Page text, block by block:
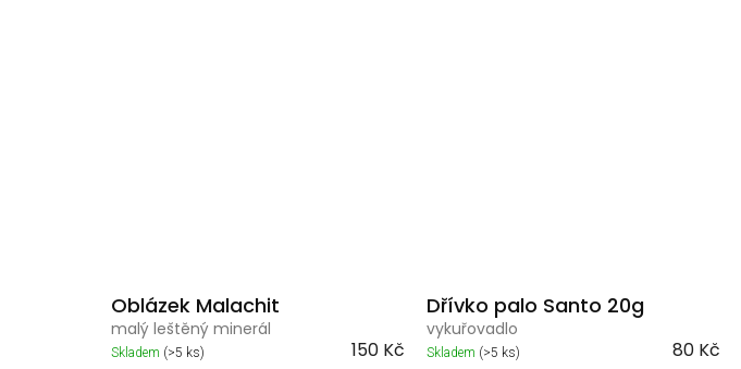
Oblázek Malachit
malý leštěný minerál
Skladem (>5 ks) 150 Kč
Dřívko palo Santo 20g
vykuřovadlo
Skladem (>5 ks) 80 Kč